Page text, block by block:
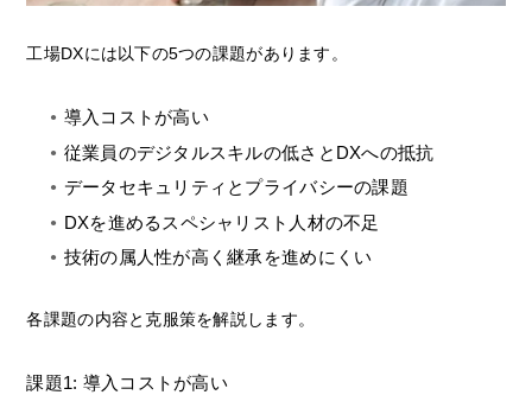
工場DXには以下の5つの課題があります。
導入コストが高い
従業員のデジタルスキルの低さとDXへの抵抗
データセキュリティとプライバシーの課題
DXを進めるスペシャリスト人材の不足
技術の属人性が高く継承を進めにくい
各課題の内容と克服策を解説します。
課題1: 導入コストが高い